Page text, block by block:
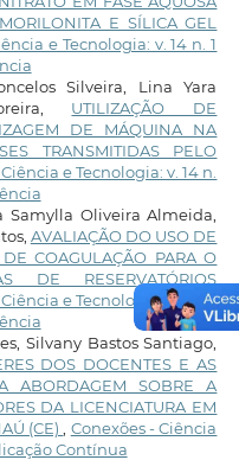
E SÍLICA GEL
e Tecnologia: v. 14 n. 1
Silveira, Lina Yara
UTILIZAÇÃO DE
DE MÁQUINA NA
TRANSMITIDAS PELO
e Tecnologia: v. 14 n.
Samylla Oliveira Almeida,
AVALIAÇÃO DO USO DE
COAGULAÇÃO PARA O
DE RESERVATÓRIOS
e Tecnologia: v. 14 n.
Silvany Bastos Santiago,
DOS DOCENTES E AS
ABORDAGEM SOBRE A
DA LICENCIATURA EM
(CE)
Conexões - Ciência
Contínua